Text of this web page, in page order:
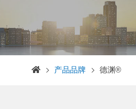
产品品牌 德渊®